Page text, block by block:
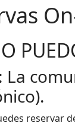
La
reservar